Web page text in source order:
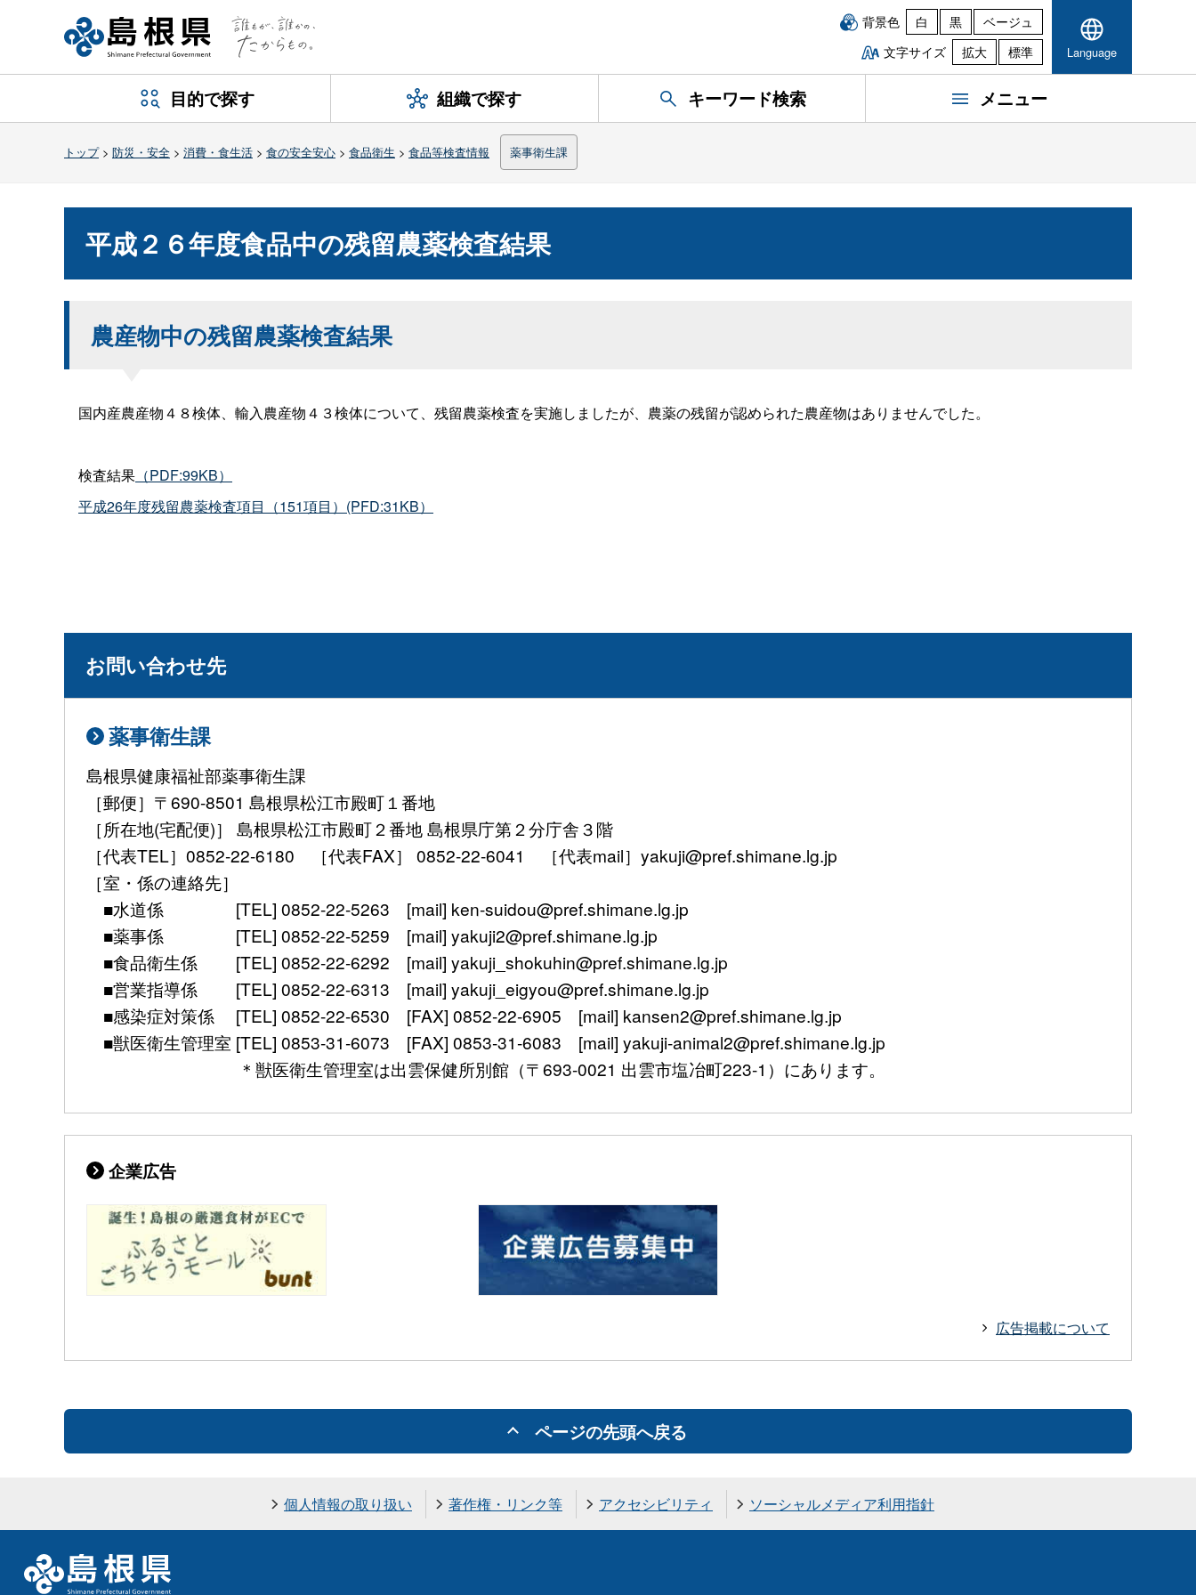
背景色 白 黒
ベージュ
文字サイズ
拡大 標準 Language
目的で探す 組織で探す キーワード検索 メニュー
トップ> 防災・安全 > 消費・食生活 > 食の安全安心 > 食品衛生 > 食品等検査情報 薬事衛生課
平成２６年度食品中の残留農薬検査結果
農産物中の残留農薬検査結果
国内産農産物４８検体、輸入農産物４３検体について、残留農薬検査を実施しましたが、農薬の残留が認められた農産物はありませんでした。
検査結果 （PDF:99KB）
平成26年度残留農薬検査項目（151項目）(PFD:31KB）
お問い合わせ先
薬事衛生課
島根県健康福祉部薬事衛生課
［郵便］〒690-8501 島根県松江市殿町１番地
［所在地(宅配便)］ 島根県松江市殿町２番地 島根県庁第２分庁舎３階
［代表TEL］0852-22-6180 ［代表FAX］ 0852-22-6041 ［代表mail］yakuji@pref.shimane.lg.jp
［室・係の連絡先］
■水道係 [TEL] 0852-22-5263 [mail] ken-suidou@pref.shimane.lg.jp
■薬事係 [TEL] 0852-22-5259 [mail] yakuji2@pref.shimane.lg.jp
■食品衛生係 [TEL] 0852-22-6292 [mail] yakuji_shokuhin@pref.shimane.lg.jp
■営業指導係 [TEL] 0852-22-6313 [mail] yakuji_eigyou@pref.shimane.lg.jp
■感染症対策係 [TEL] 0852-22-6530 [FAX] 0852-22-6905 [mail] kansen2@pref.shimane.lg.jp
■獣医衛生管理室 [TEL] 0853-31-6073 [FAX] 0853-31-6083 [mail] yakuji-animal2@pref.shimane.lg.jp
＊獣医衛生管理室は出雲保健所別館（〒693-0021 出雲市塩冶町223-1）にあります。
企業広告
広告掲載について
ページの先頭へ戻る
個人情報の取り扱い 著作権・リンク等 アクセシビリティ ソーシャルメディア利用指針